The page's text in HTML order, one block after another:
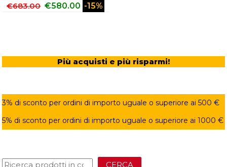
€683.00 €580.00 -15%
Più acquisti e più risparmi!
3% di sconto per ordini di importo uguale o superiore ai 500 €
5% di sconto per ordini di importo uguale o superiore ai 1000 €
CERCA